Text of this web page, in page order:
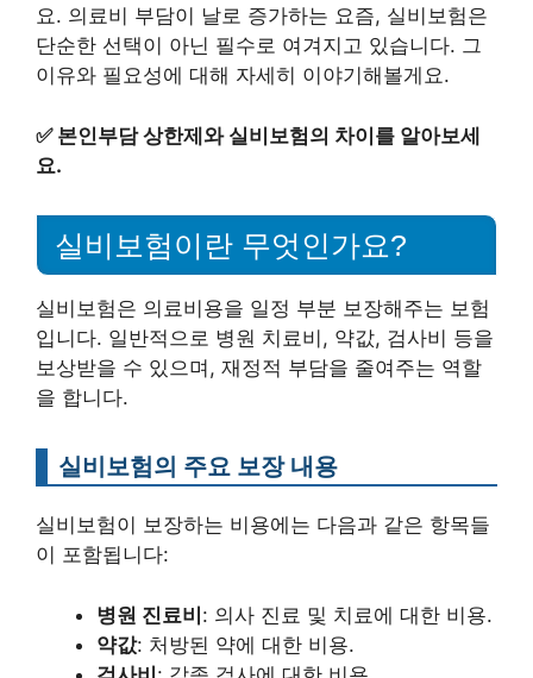
요. 의료비 부담이 날로 증가하는 요즘, 실비보험은
단순한 선택이 아닌 필수로 여겨지고 있습니다. 그
이유와 필요성에 대해 자세히 이야기해볼게요.
✅ 본인부담 상한제와 실비보험의 차이를 알아보세
요.
실비보험이란 무엇인가요?
실비보험은 의료비용을 일정 부분 보장해주는 보험
입니다. 일반적으로 병원 치료비, 약값, 검사비 등을
보상받을 수 있으며, 재정적 부담을 줄여주는 역할
을 합니다.
실비보험의 주요 보장 내용
실비보험이 보장하는 비용에는 다음과 같은 항목들
이 포함됩니다:
병원 진료비: 의사 진료 및 치료에 대한 비용.
약값: 처방된 약에 대한 비용.